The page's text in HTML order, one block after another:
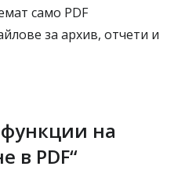
само PDF
за архив, отчети и
на
в PDF“